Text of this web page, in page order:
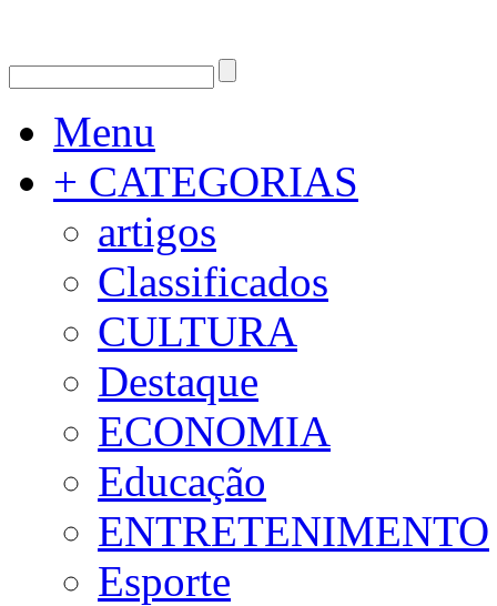
Menu
+ CATEGORIAS
artigos
Classificados
CULTURA
Destaque
ECONOMIA
Educação
ENTRETENIMENTO
Esporte